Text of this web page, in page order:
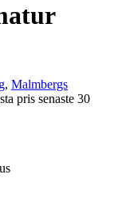
, Malmbergs
pris senaste 30